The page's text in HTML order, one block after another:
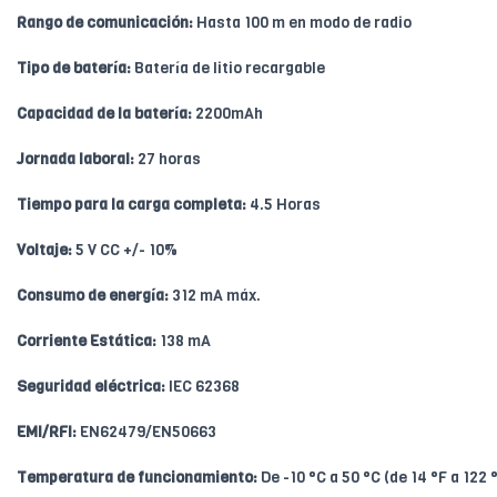
Rango de comunicación: Hasta 100 m en modo de radio
Tipo de batería: Batería de litio recargable
Capacidad de la batería: 2200mAh
Jornada laboral: 27 horas
Tiempo para la carga completa: 4.5 Horas
Voltaje:5 V CC +/- 10%
Consumo de energía: 312 mA máx.
Corriente Estática: 138 mA
Seguridad eléctrica: IEC 62368
EMI/RFI: EN62479/EN50663
Temperatura de funcionamiento: De -10 °C a 50 °C (de 14 °F a 122